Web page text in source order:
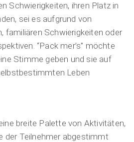
Schwierigkeiten, ihren Platz in
sei es aufgrund von
familiären Schwierigkeiten oder
“Pack mer’s” möchte
Stimme geben und sie auf
Leben
breite Palette von Aktivitäten,
der Teilnehmer abgestimmt